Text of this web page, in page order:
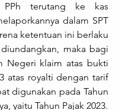
PPh terutang ke kas
dalam SPT
ketentuan ini berlaku
maka bagi
Negeri klaim atas bukti
atas royalti dengan tarif
digunakan pada Tahun
yaitu Tahun Pajak 2023.